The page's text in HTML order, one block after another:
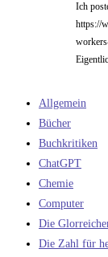
Ich
https://
Allgemein
Bücher
Buchkritiken
ChatGPT
Chemie
Computer
Die
Die Zahl für